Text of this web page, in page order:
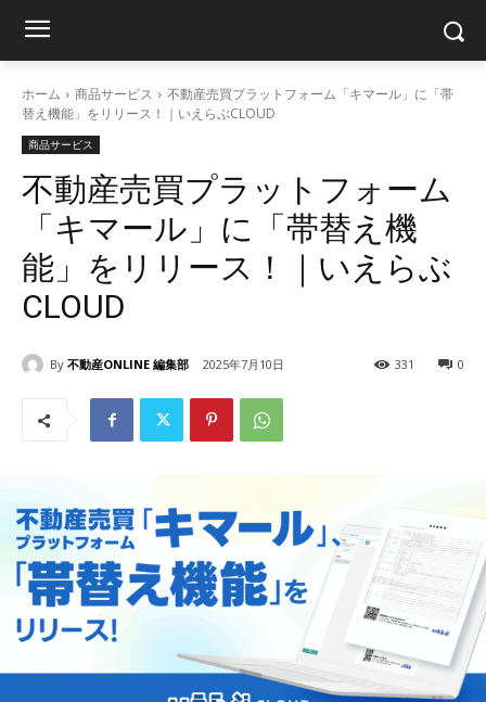
ホーム 商品サービス
不動産売買プラットフォーム「キマール」に「帯
替え機能」をリリース！｜いえらぶCLOUD
商品サービス
不動産売買プラットフォーム
「キマール」に「帯替え機
能」をリリース！｜いえらぶ
CLOUD
By 不動産ONLINE 編集部 2025年7月10日 0
331